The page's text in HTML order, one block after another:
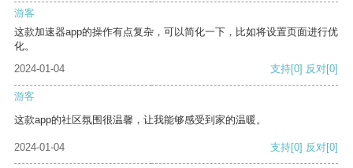
游客
这款加速器app的操作有点复杂，可以简化一下，比如将设置页面进行优
化。
2024-01-04
支持[0] 反对[0]
游客
这款app的社区氛围很温馨，让我能够感受到家的温暖。
2024-01-04 支持[0] 反对[0]